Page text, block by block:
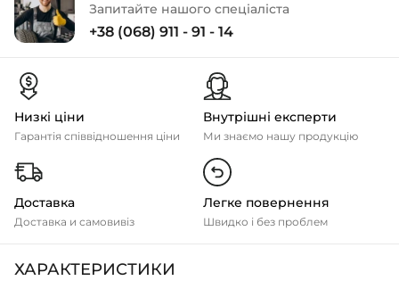
Запитайте нашого спеціаліста
+38 (068) 911 - 91 - 14
Низкі ціни
Гарантія співвідношення ціни
Внутрішні експерти
Ми знаємо нашу продукцію
Доставка
Доставка и самовивіз
Легке повернення
Швидко і без проблем
ХАРАКТЕРИСТИКИ